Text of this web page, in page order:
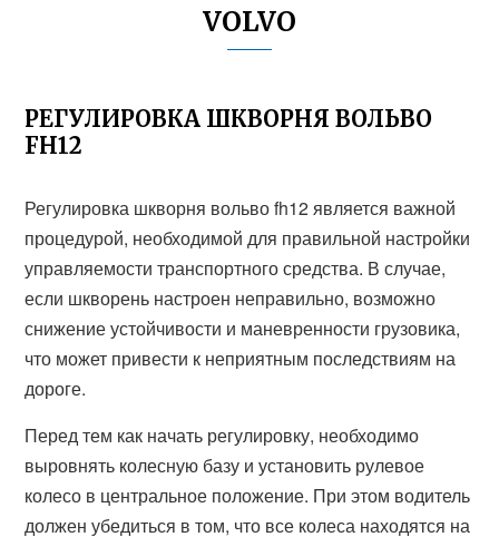
VOLVO
РЕГУЛИРОВКА ШКВОРНЯ ВОЛЬВО
FH12
Регулировка шкворня вольво fh12 является важной
процедурой, необходимой для правильной настройки
управляемости транспортного средства. В случае,
если шкворень настроен неправильно, возможно
снижение устойчивости и маневренности грузовика,
что может привести к неприятным последствиям на
дороге.
Перед тем как начать регулировку, необходимо
выровнять колесную базу и установить рулевое
колесо в центральное положение. При этом водитель
должен убедиться в том, что все колеса находятся на